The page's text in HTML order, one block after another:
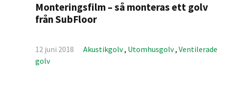
Monteringsfilm – så monteras ett golv
från SubFloor
12 juni 2018 Akustikgolv, Utomhusgolv, Ventilerade
golv